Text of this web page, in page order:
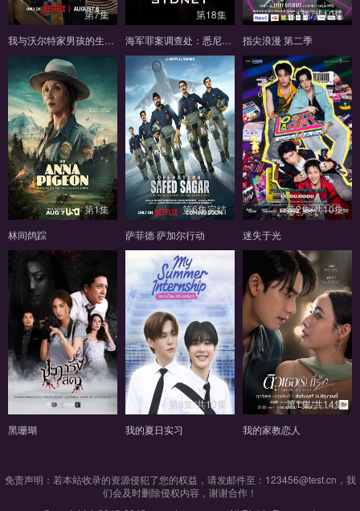
第7集
我与沃尔特家男孩的生活第三季
第18集
海军罪案调查处：悉尼第三季
第1集/共10集
指尖浪漫 第二季
第1集
林间鸽踪
第6集完结
萨菲德·萨加尔行动
第2集/共10集
迷失于光
第27集
黑珊瑚
第8集/共10集
我的夏日实习
第1集/共14集
我的家教恋人
免责声明：若本站收录的资源侵犯了您的权益，请发邮件至：123456@test.cn，我
们会及时删除侵权内容，谢谢合作！